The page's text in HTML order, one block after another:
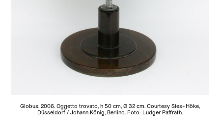
Globus, 2006. Oggetto trovato, h 50 cm, Ø 32 cm. Courtesy Sies+Höke,
Düsseldorf / Johann König, Berlino. Foto: Ludger Paffrath.